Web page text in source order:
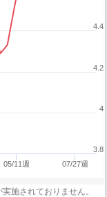
05/11週 07/27週
3.8
4
4.2
4.4
施されておりません。